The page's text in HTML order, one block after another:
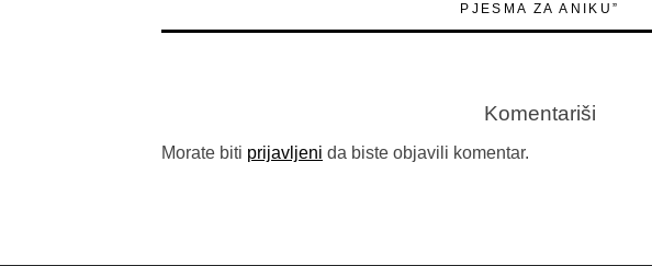
PJESMA ZA ANIKU”
Komentariši
Morate biti prijavljeni da biste objavili komentar.